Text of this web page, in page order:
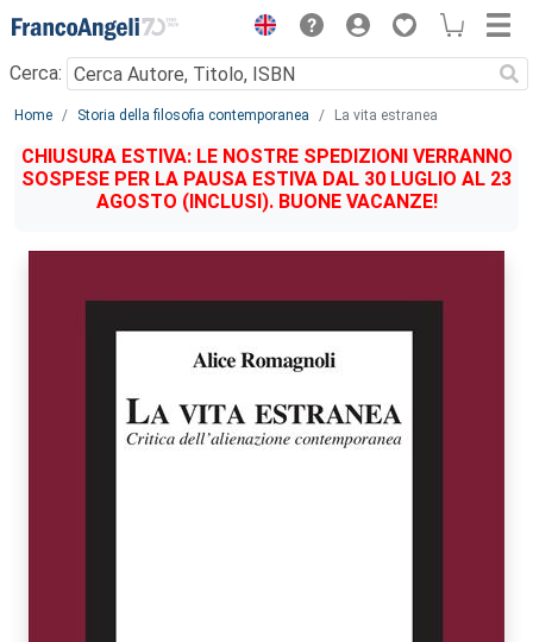
Menu
Cerca:
Main content
Home Storia della filosofia contemporanea La vita estranea
CHIUSURA ESTIVA: LE NOSTRE SPEDIZIONI VERRANNO
SOSPESE PER LA PAUSA ESTIVA DAL 30 LUGLIO AL 23
AGOSTO (INCLUSI). BUONE VACANZE!